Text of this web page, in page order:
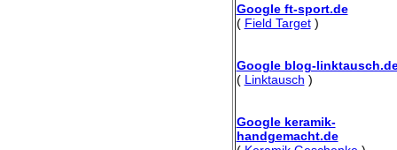
Google ft-sport.de
( Field Target)
Google blog-
( Linktausch )
Google keramik-
handgemacht.de